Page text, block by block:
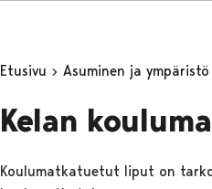
Etusivu Asuminen ja ympäristö
Kelan
Koulumatkatuetut liput on